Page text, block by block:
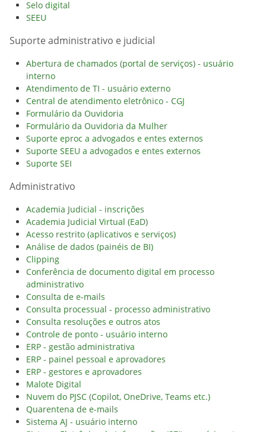
Selo digital
SEEU
Suporte administrativo e judicial
Abertura de chamados (portal de serviços) - usuário
interno
Atendimento de TI - usuário externo
Central de atendimento eletrônico - CGJ
Formulário da Ouvidoria
Formulário da Ouvidoria da Mulher
Suporte eproc a advogados e entes externos
Suporte SEEU a advogados e entes externos
Suporte SEI
Administrativo
Academia Judicial - inscrições
Academia Judicial Virtual (EaD)
Acesso restrito (aplicativos e serviços)
Análise de dados (painéis de BI)
Clipping
Conferência de documento digital em processo
administrativo
Consulta de e-mails
Consulta processual - processo administrativo
Consulta resoluções e outros atos
Controle de ponto - usuário interno
ERP - gestão administrativa
ERP - painel pessoal e aprovadores
ERP - gestores e aprovadores
Malote Digital
Nuvem do PJSC (Copilot, OneDrive, Teams etc.)
Quarentena de e-mails
Sistema AJ - usuário interno